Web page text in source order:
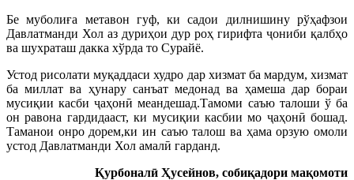
Бе муболиға метавон гуф, ки садои дилнишину рўҳафзои
Давлатманди Хол аз дуриҳои дур роҳ гирифта ҷониби қалбҳо
ва шухраташ дакка хўрда то Сурайё.
Устод рисолати муқаддаси худро дар хизмат ба мардум, хизмат
ба миллат ва ҳунару санъат медонад ва ҳамеша дар бораи
мусиқии касби ҷаҳонӣ меандешад.Тамоми саъю талоши ў ба
он равона гардидааст, ки мусиқии касбии мо ҷаҳонӣ бошад.
Таманои онро дорем,ки ин саъю талош ва ҳама орзую омоли
устод Давлатманди Хол амалӣ гарданд.
Қурбоналӣ Ҳусейнов, собиқадори мақомоти